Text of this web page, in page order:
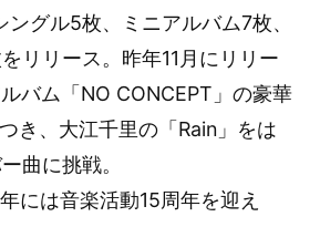
ングル5枚、ミニアルバム7枚、
リリース。昨年11月にリリー
バム「NO CONCEPT」の豪華
き、大江千里の「Rain」をは
曲に挑戦。
には音楽活動15周年を迎え